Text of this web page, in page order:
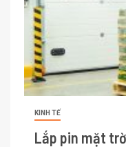
KINH TẾ
Lắp pin mặt